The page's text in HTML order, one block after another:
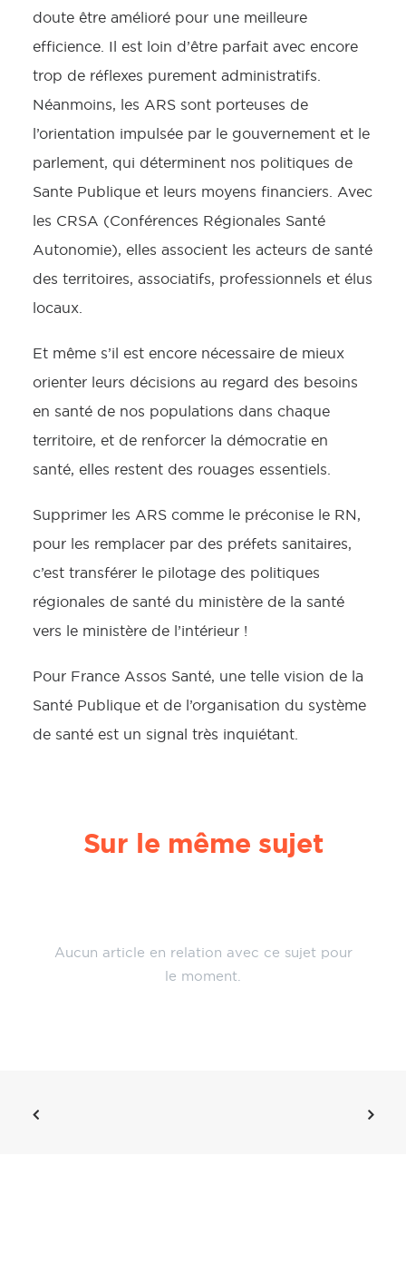
doute être amélioré pour une meilleure
efficience. Il est loin d’être parfait avec encore
trop de réflexes purement administratifs.
Néanmoins, les ARS sont porteuses de
l’orientation impulsée par le gouvernement et le
parlement, qui déterminent nos politiques de
Sante Publique et leurs moyens financiers. Avec
les CRSA (Conférences Régionales Santé
Autonomie), elles associent les acteurs de santé
des territoires, associatifs, professionnels et élus
locaux.
Et même s’il est encore nécessaire de mieux
orienter leurs décisions au regard des besoins
en santé de nos populations dans chaque
territoire, et de renforcer la démocratie en
santé, elles restent des rouages essentiels.
Supprimer les ARS comme le préconise le RN,
pour les remplacer par des préfets sanitaires,
c’est transférer le pilotage des politiques
régionales de santé du ministère de la santé
vers le ministère de l’intérieur !
Pour France Assos Santé, une telle vision de la
Santé Publique et de l’organisation du système
de santé est un signal très inquiétant.
Sur le même sujet
Aucun article en relation avec ce sujet pour
le moment.